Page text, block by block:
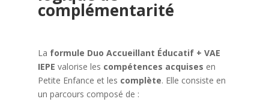
complémentarité
La formule Duo Accueillant Éducatif + VAE
IEPE valorise les compétences acquises en
Petite Enfance et les complète. Elle consiste en
un parcours composé de :